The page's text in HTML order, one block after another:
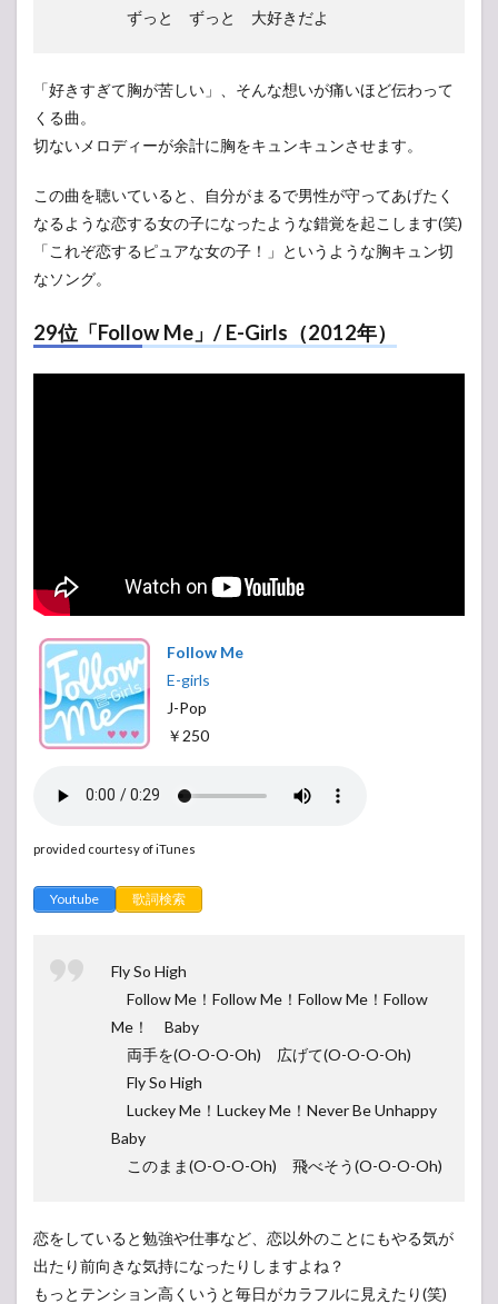
ずっと ずっと 大好きだよ
「好きすぎて胸が苦しい」、そんな想いが痛いほど伝わって
くる曲。
切ないメロディーが余計に胸をキュンキュンさせます。
この曲を聴いていると、自分がまるで男性が守ってあげたく
なるような恋する女の子になったような錯覚を起こします(笑)
「これぞ恋するピュアな女の子！」というような胸キュン切
なソング。
29位「Follow Me」/ E-Girls（2012年）
Follow Me
E-girls
J-Pop
￥250
provided courtesy of iTunes
Youtube 歌詞検索
Fly So High
Follow Me！Follow Me！Follow Me！Follow
Me！ Baby
両手を(O-O-O-Oh) 広げて(O-O-O-Oh)
Fly So High
Luckey Me！Luckey Me！Never Be Unhappy
Baby
このまま(O-O-O-Oh) 飛べそう(O-O-O-Oh)
恋をしていると勉強や仕事など、恋以外のことにもやる気が
出たり前向きな気持になったりしますよね？
もっとテンション高くいうと毎日がカラフルに見えたり(笑)